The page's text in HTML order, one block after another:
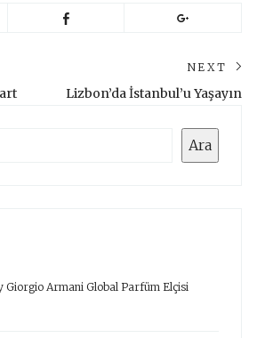
NEXT
Lizbon’da İstanbul’u Yaşayın
Ara
Giorgio Armani Global Parfüm Elçisi